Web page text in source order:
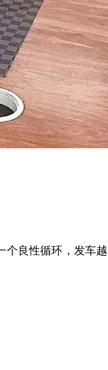
个良性循环，发车